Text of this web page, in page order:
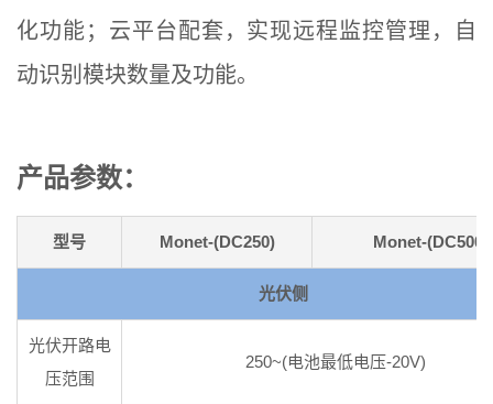
化功能；云平台配套，实现远程监控管理，自
动识别模块数量及功能。
产品参数：
型号 Monet-(DC250) Monet-(DC500)
光伏侧
光伏开路电
压范围
250~(电池最低电压-20V)